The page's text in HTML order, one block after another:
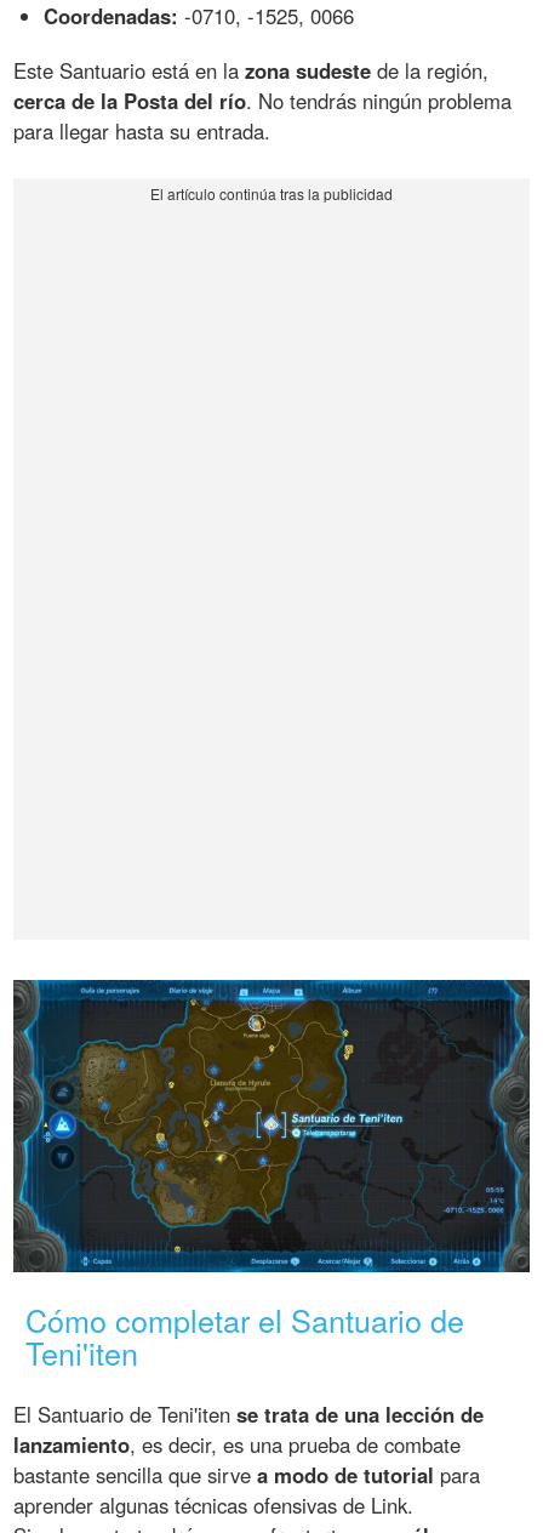
Coordenadas: -0710, -1525, 0066
Este Santuario está en lazona sudeste de la región,
cerca de la Posta del río. No tendrás ningún problema
para llegar hasta su entrada.
Cómo completar el Santuario de
Teni'iten
El Santuario de Teni'itense trata de una lección de
lanzamiento, es decir, es una prueba de combate
bastante sencilla que sirvea modo de tutorial para
aprender algunas técnicas ofensivas de Link.